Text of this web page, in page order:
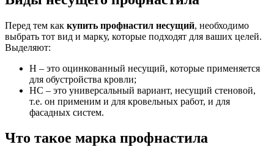
Перед тем как купить профнастил несущий, необходимо
выбрать тот вид и марку, которые подходят для ваших целей.
Выделяют:
Н – это оцинкованный несущий, которые применяется
для обустройства кровли;
НС – это универсальный вариант, несущий стеновой,
т.е. он применим и для кровельных работ, и для
фасадных систем.
Что такое марка профнастила